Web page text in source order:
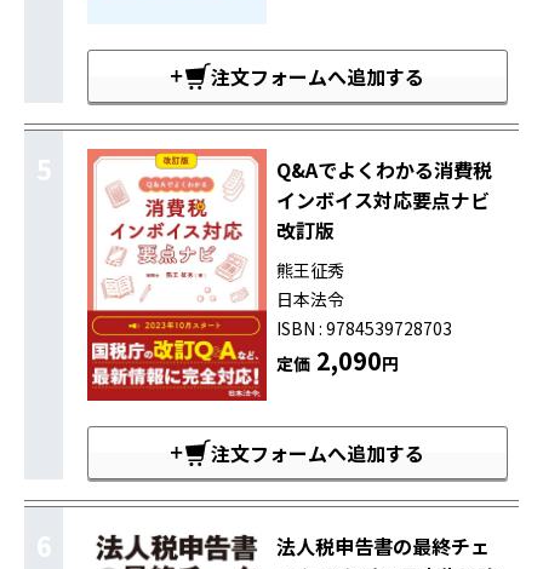
注文フォームへ追加する
5
Q&Aでよくわかる消費税
インボイス対応要点ナビ
改訂版
熊王征秀
日本法令
ISBN : 9784539728703
定価2,090円
注文フォームへ追加する
6
法人税申告書の最終チェ